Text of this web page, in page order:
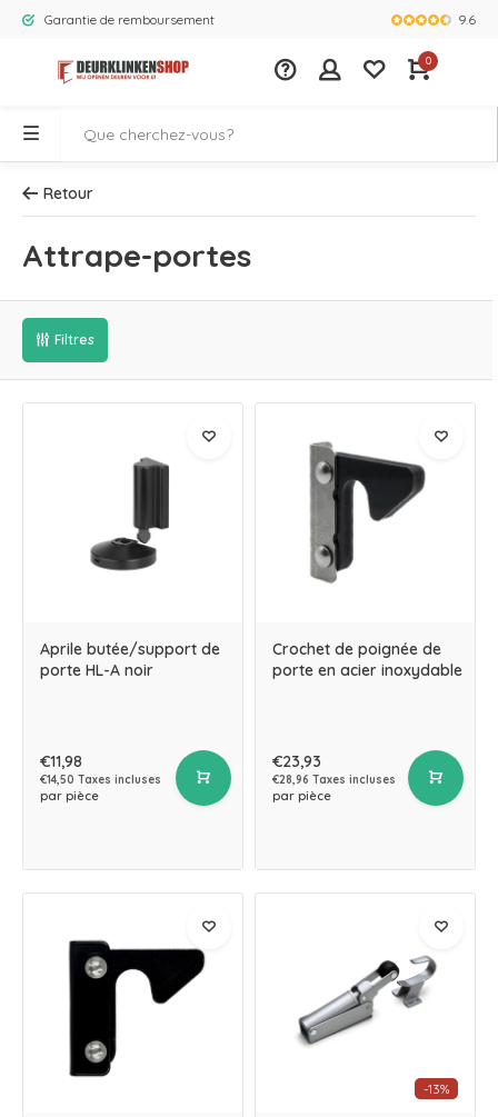
Garantie de remboursement La plus9.6
0
Retour
Attrape-portes
Filtres
Aprile butée/support de
porte HL-A noir
€11,98
€14,50 Taxes incluses
par pièce
Crochet de poignée de
porte en acier inoxydable
€23,93
€28,96 Taxes incluses
par pièce
-13%